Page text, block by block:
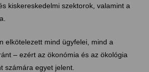
kiskereskedelmi szektorok, valamint a
elkötelezett mind ügyfelei, mind a
– ezért az ökonómia és az ökológia
számára egyet jelent.